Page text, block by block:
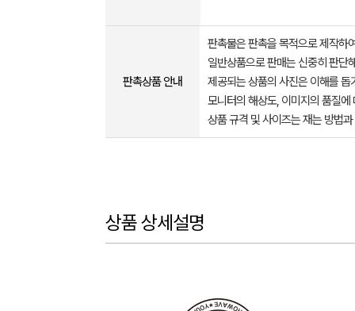
판촉상품 안내
판촉물은 판촉을 목적으로 제작하
일반상품으로 판매는 신중히 판단
제공되는 상품의 사진은 이해를
모니터의 해상도, 이미지의 품질
상품 규격 및 사이즈는 재는 방법
상품 상세설명